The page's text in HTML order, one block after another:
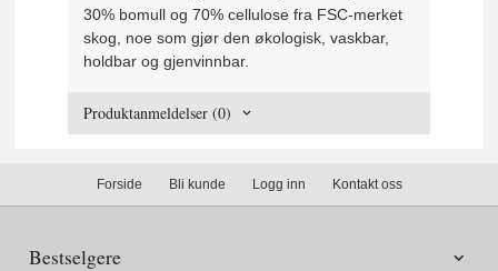
30% bomull og 70% cellulose fra FSC-merket
skog, noe som gjør den økologisk, vaskbar,
holdbar og gjenvinnbar.
Produktanmeldelser (0)
Forside Bli kunde Logg inn Kontakt oss
Bestselgere